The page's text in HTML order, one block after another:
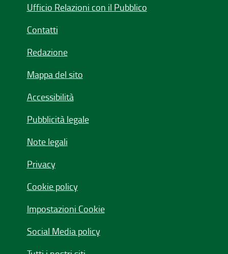
Ufficio Relazioni con il Pubblico
Contatti
Redazione
Mappa del sito
Accessibilità
Pubblicità legale
Note legali
Privacy
Cookie policy
Impostazioni Cookie
Social Media policy